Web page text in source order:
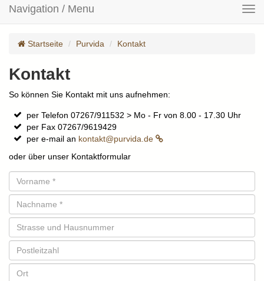
Navigation / Menu
Startseite Purvida Kontakt
Kontakt
So können Sie Kontakt mit uns aufnehmen:
per Telefon 07267/911532 > Mo - Fr von 8.00 - 17.30 Uhr
per Fax 07267/9619429
per e-mail an kontakt@purvida.de
oder über unser Kontaktformular